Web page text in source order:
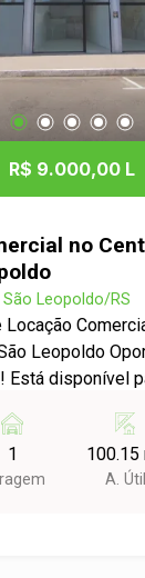
R$ 9.000,00 L
no
Leopoldo/RS
Locação
Oportunidade
do bairro Centro,
Com uma
este espaço é
1 100.15
A. Útil